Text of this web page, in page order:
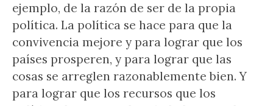
ejemplo, de la razón de ser de la propia
política. La política se hace para que la
convivencia mejore y para lograr que los
países prosperen, y para lograr que las
cosas se arreglen razonablemente bien. Y
para lograr que los recursos que los